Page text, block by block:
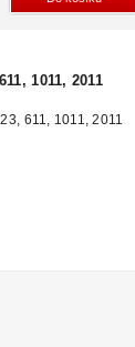
1011, 2011
611, 1011, 2011